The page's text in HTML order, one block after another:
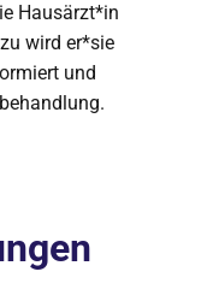
Hausärzt*in
wird er*sie
und